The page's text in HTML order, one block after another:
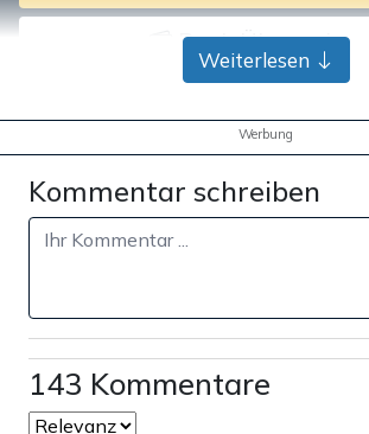
Bank-Überweisung
Weiterlesen
Werbung
Kommentar schreiben
143 Kommentare